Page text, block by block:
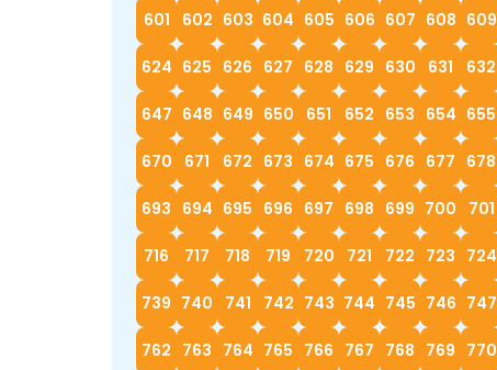
601 602 603 604 605 606 607 608 609
624 625 626 627 628 629 630 631 632
647 648 649 650 651 652 653 654 655
670 671 672 673 674 675 676 677 678
693 694 695 696 697 698 699 700 701
716 717 718 719 720 721 722 723 724
739 740 741 742 743 744 745 746 747
762 763 764 765 766 767 768 769 770